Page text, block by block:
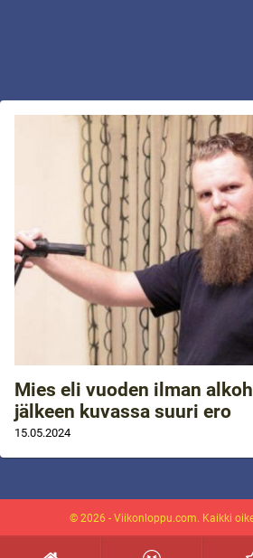
Mies eli vuoden ilman
jälkeen kuvassa suuri ero
15.05.2024
© 2026 - Viikonloppu.com. Kaikki